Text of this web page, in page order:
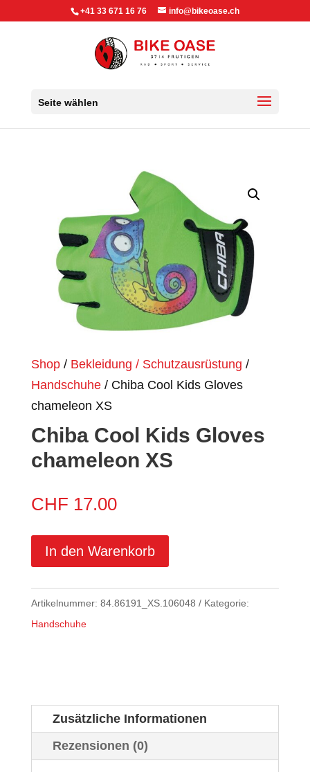
+41 33 671 16 76 info@bikeoase.ch
Seite wählen
Shop/ Bekleidung / Schutzausrüstung /
Handschuhe/ Chiba Cool Kids Gloves
chameleon XS
Chiba Cool Kids Gloves
chameleon XS
CHF 17.00
In den Warenkorb
Artikelnummer: 84.86191_XS.106048
Kategorie:
Handschuhe
Zusätzliche Informationen
Rezensionen (0)